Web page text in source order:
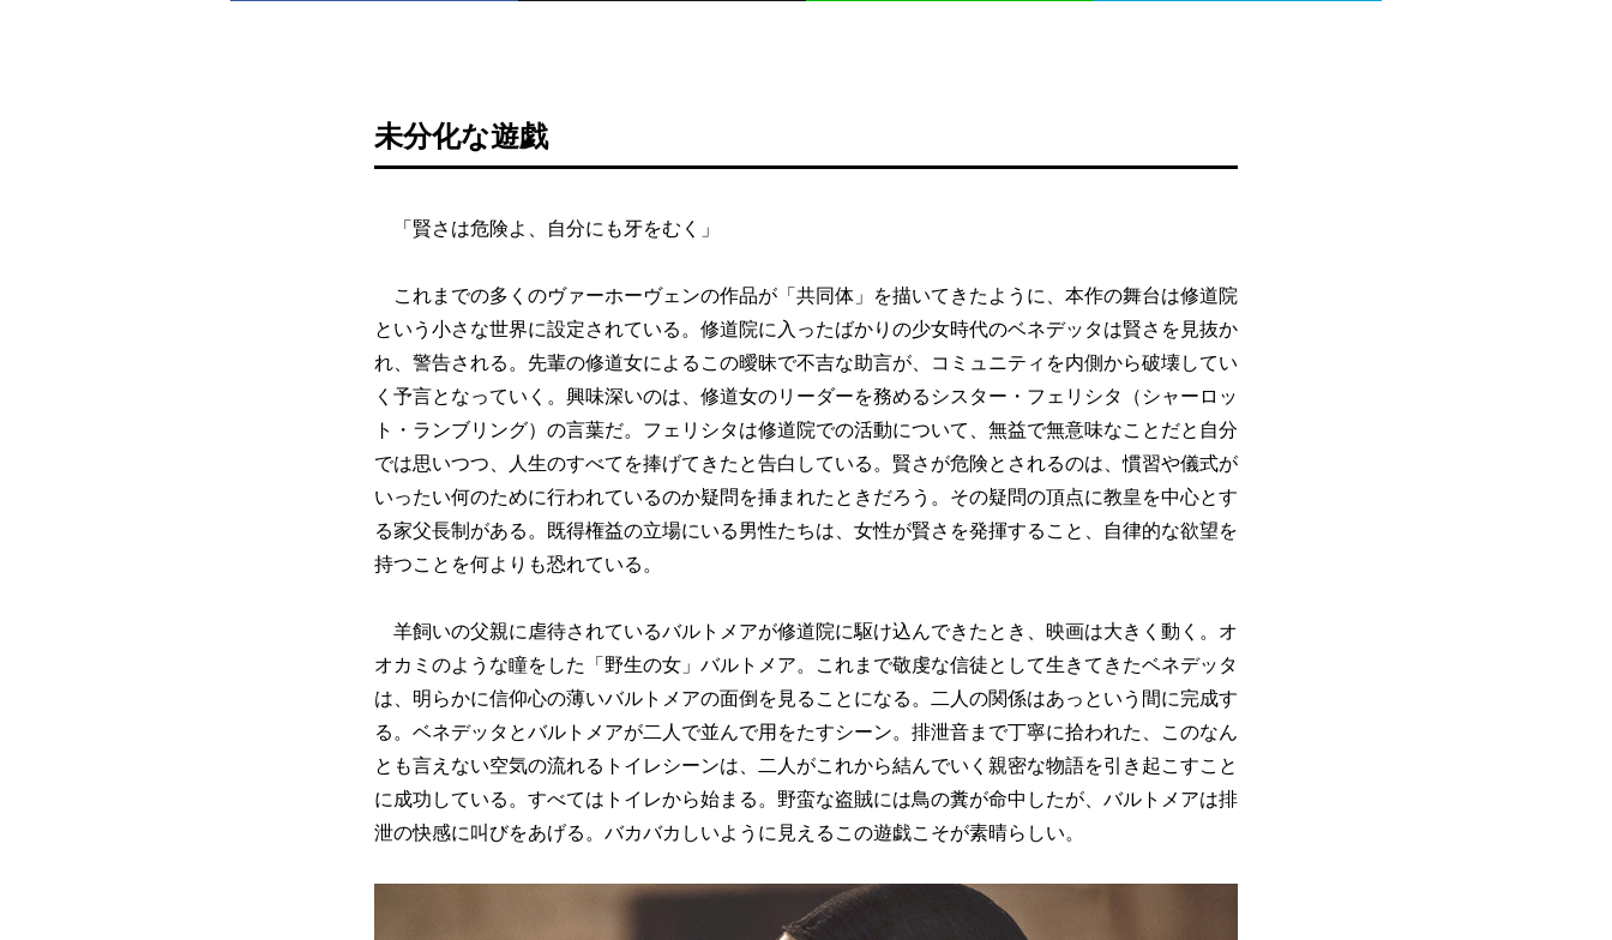
未分化な遊戯
「賢さは危険よ、自分にも牙をむく」
これまでの多くのヴァーホーヴェンの作品が「共同体」を描いてきたように、本作の舞台は修道院
という小さな世界に設定されている。修道院に入ったばかりの少女時代のベネデッタは賢さを見抜か
れ、警告される。先輩の修道女によるこの曖昧で不吉な助言が、コミュニティを内側から破壊してい
く予言となっていく。興味深いのは、修道女のリーダーを務めるシスター・フェリシタ（シャーロッ
ト・ランブリング）の言葉だ。フェリシタは修道院での活動について、無益で無意味なことだと自分
では思いつつ、人生のすべてを捧げてきたと告白している。賢さが危険とされるのは、慣習や儀式が
いったい何のために行われているのか疑問を挿まれたときだろう。その疑問の頂点に教皇を中心とす
る家父長制がある。既得権益の立場にいる男性たちは、女性が賢さを発揮すること、自律的な欲望を
持つことを何よりも恐れている。
羊飼いの父親に虐待されているバルトメアが修道院に駆け込んできたとき、映画は大きく動く。オ
オカミのような瞳をした「野生の女」バルトメア。これまで敬虔な信徒として生きてきたベネデッタ
は、明らかに信仰心の薄いバルトメアの面倒を見ることになる。二人の関係はあっという間に完成す
る。ベネデッタとバルトメアが二人で並んで用をたすシーン。排泄音まで丁寧に拾われた、このなん
とも言えない空気の流れるトイレシーンは、二人がこれから結んでいく親密な物語を引き起こすこと
に成功している。すべてはトイレから始まる。野蛮な盗賊には鳥の糞が命中したが、バルトメアは排
泄の快感に叫びをあげる。バカバカしいように見えるこの遊戯こそが素晴らしい。